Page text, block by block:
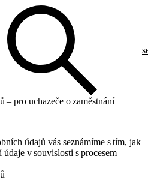
– pro uchazeče o zaměstnání
údajů vás seznámíme s tím, jak
v souvislosti s procesem